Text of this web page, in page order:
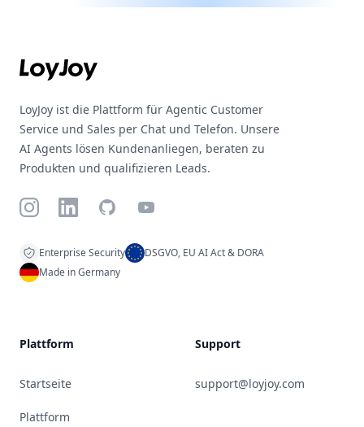
LoyJoy ist die Plattform für Agentic Customer
Service und Sales per Chat und Telefon. Unsere
AI Agents lösen Kundenanliegen, beraten zu
Produkten und qualifizieren Leads.
InstagramLinkedInGitHubYouTube
Enterprise Security
DSGVO, EU AI Act & DORA
Made in Germany
Plattform
Startseite
Plattform
Support
support@loyjoy.com